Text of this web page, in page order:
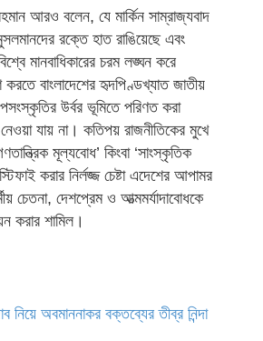
আরও বলেন, যে মার্কিন সাম্রাজ্যবাদ
রক্তে হাত রাঙিয়েছে এবং
মানবাধিকারের চরম লঙ্ঘন করে
বাংলাদেশের হৃদপিণ্ডখ্যাত জাতীয়
উর্বর ভূমিতে পরিণত করা
যায় না। কতিপয় রাজনীতিকের মুখে
মূল্যবোধ’ কিংবা ‘সাংস্কৃতিক
করার নির্লজ্জ চেষ্টা এদেশের আপামর
চেতনা, দেশপ্রেম ও আত্মমর্যাদাবোধকে
করার শামিল।
নিয়ে অবমাননাকর বক্তব্যের তীব্র নিন্দা